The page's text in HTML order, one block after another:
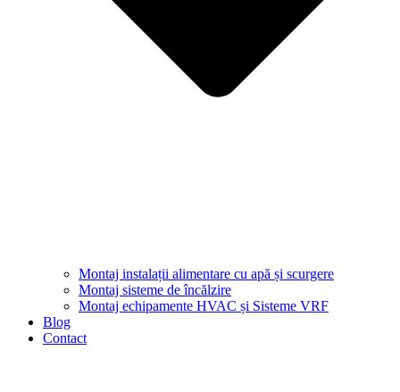
Montaj instalații alimentare cu apă și scurgere
Montaj sisteme de încălzire
Montaj echipamente HVAC și Sisteme VRF
Blog
Contact